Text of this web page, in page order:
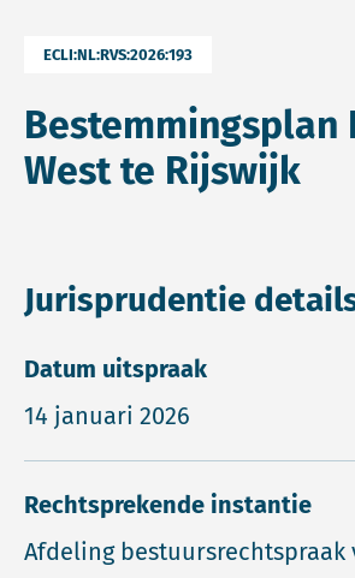
ECLI:NL:RVS:2026:193
Bestemmingsplan
West te Rijswijk
Jurisprudentie
Datum uitspraak
14 januari 2026
Rechtsprekende instantie
Afdeling bestuursrechtspraak